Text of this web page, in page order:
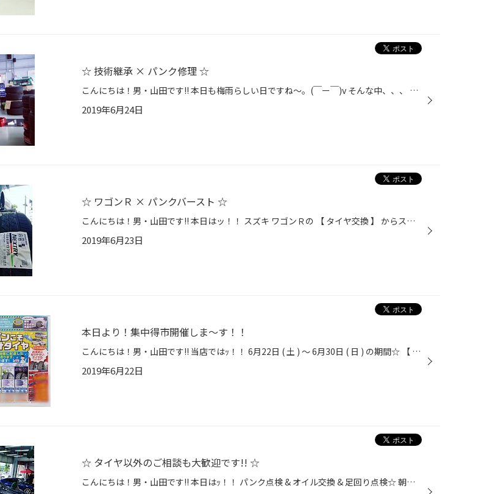
☆ 技術継承 × パンク修理 ☆
こんにちは！男・山田です!! 本日も梅雨らしい日ですね～。(￣ー￣)v そんな中、、、 たくろー。がスギモンに、『 パンク修理 』 をレクチャー中。 【 技術継承 】 良いと思います♪ 良いと思いますよ～♪♪ また一つスギモンが 『 一人前 』 までの 階段を上ったという事です☆(￣ー￣)v 頑張れ、スギ...
2019年6月24日
☆ ワゴンＲ × パンクバースト ☆
こんにちは！男・山田です!! 本日はッ！！ スズキ ワゴンＲの 【 タイヤ交換 】 からスタートです！ タイヤバーストでのご来店。。 本当にお怪我が無くて良かったです!! 『 せっかくなので... 』 っとの事で、 オイル交換も、ご一緒に作業させて頂きました☆(^^)/ 梅雨の時期は雨が多いので、 お車で...
2019年6月23日
本日より！集中得市開催しま～す！！
こんにちは！男・山田です!! 当店ではｯ！！ 6月22日 ( 土 ) ～ 6月30日 ( 日 ) の期間☆ 【 梅雨の安全をサポート！集中得市!! 】 を 開催させて頂きます☆(^^)/ 梅雨に強いタイヤのエコピアや♪ 梅雨時期には大活躍のワイパー♪ 梅雨から夏にかけては、必須のエアコン関連商品などなど♪♪ この時期に必...
2019年6月22日
☆ タイヤ以外のご相談も大歓迎です!! ☆
こんにちは！男・山田です!! 本日はｯ！！ パンク点検 & オイル交換 & 足回り点検☆ 朝からピットが賑やかです☆(^^)v 当店は、タイヤのご相談はもちろん♪♪ カーメンテナンスやカスタムなど、 タイヤ以外のご相談も大歓迎です!! 皆さまのご来店・ご相談、心よりお待ちしております!!(^^)/ ☆ 当店の 【 ...